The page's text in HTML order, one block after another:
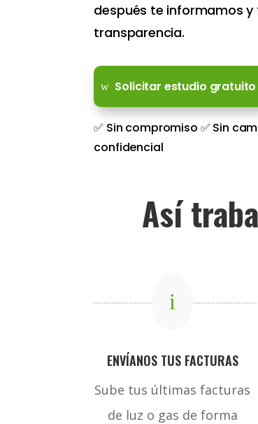
después te informamos
transparencia.
Solicitar estudio gratuito
✅ Sin compromiso ✅ Sin
confidencial
Así
i
ENVÍANOS TUS FACTURAS
Sube tus últimas facturas
de luz o gas de forma